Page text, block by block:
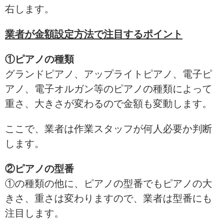
右します。
業者が金額設定方法で注目するポイント
①ピアノの種類
グランドピアノ、アップライトピアノ、電子ピ
アノ、電子オルガン等のピアノの種類によって
重さ、大きさが変わるので金額も変動します。
ここで、業者は作業スタッフが何人必要か判断
します。
②ピアノの型番
①の種類の他に、ピアノの型番でもピアノの大
きさ、重さは変わりますので、業者は型番にも
注目します。